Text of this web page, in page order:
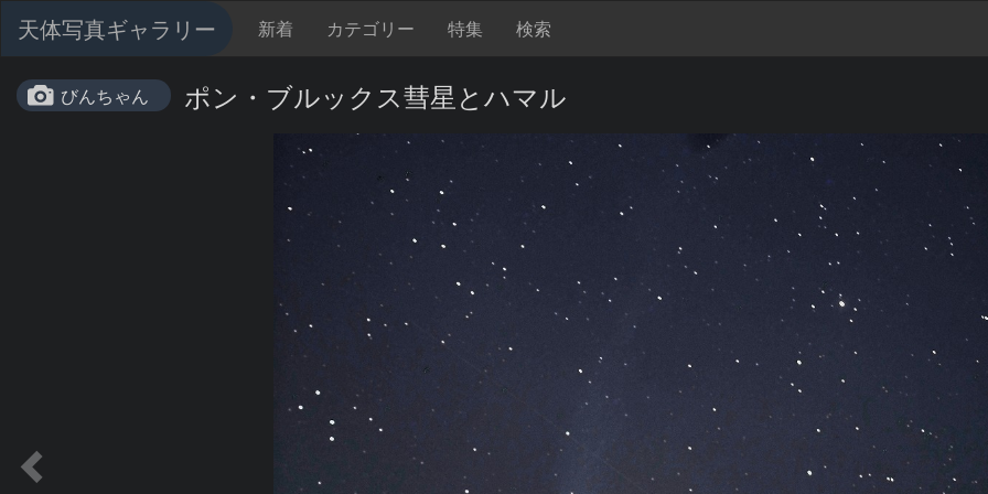
天体写真ギャラリー 新着 カテゴリー 特集 検索
びんちゃん ポン・ブルックス彗星とハマル